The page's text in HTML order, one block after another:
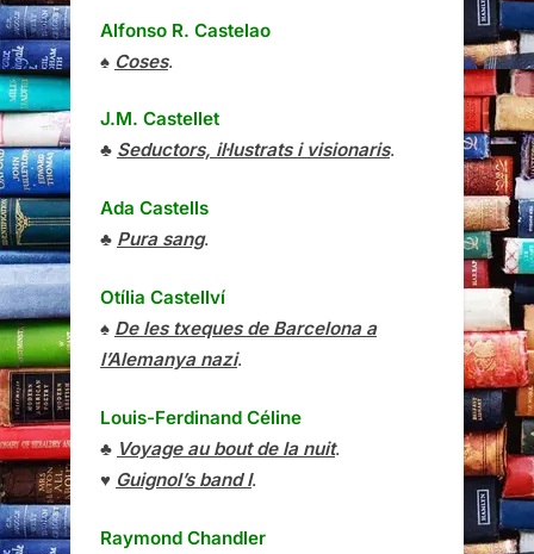
Alfonso R. Castelao
♠ Coses.
J.M. Castellet
♣ Seductors, il·lustrats i visionaris.
Ada Castells
♣ Pura sang.
Otília Castellví
♠ De les txeques de Barcelona a
l’Alemanya nazi.
Louis-Ferdinand Céline
♣ Voyage au bout de la nuit.
♥ Guignol’s band I.
Raymond Chandler